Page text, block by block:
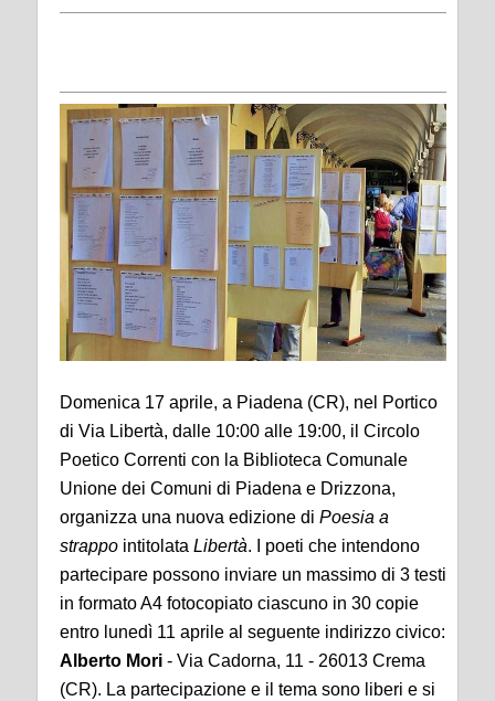
Domenica 17 aprile, a Piadena (CR), nel Portico
di Via Libertà, dalle 10:00 alle 19:00, il Circolo
Poetico Correnti con la Biblioteca Comunale
Unione dei Comuni di Piadena e Drizzona,
organizza una nuova edizione di Poesia a
strappo intitolata Libertà. I poeti che intendono
partecipare possono inviare un massimo di 3 testi
in formato A4 fotocopiato ciascuno in 30 copie
entro lunedì 11 aprile al seguente indirizzo civico:
Alberto Mori - Via Cadorna, 11 - 26013 Crema
(CR). La partecipazione e il tema sono liberi e si